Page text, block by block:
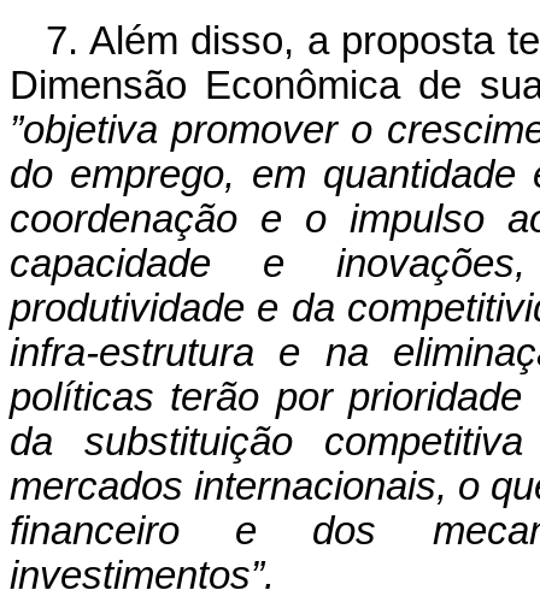
7. Além disso, a proposta
Dimensão Econômica de
”objetiva promover o
do emprego, em
coordenação e o impulso
capacidade e
produtividade e da
infra-estrutura e na
políticas terão por
da substituição
mercados internacionais, o
financeiro e dos
investimentos”.